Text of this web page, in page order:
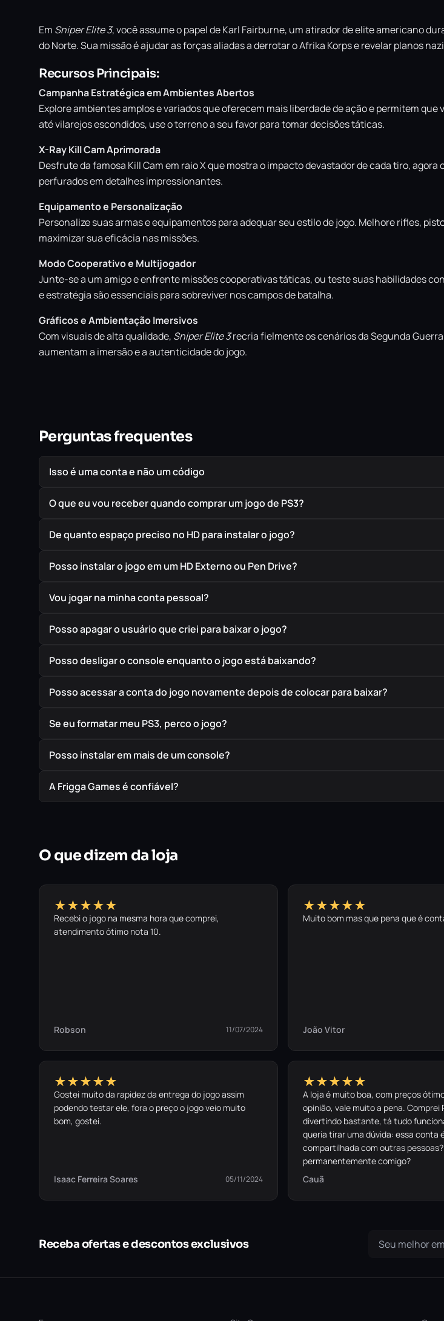
Em Sniper Elite 3, você assume o papel de Karl Fairburne, um atirador de elite americano
do Norte. Sua missão é ajudar as forças aliadas a derrotar o Afrika Korps e revelar planos
Recursos Principais:
Campanha Estratégica em Ambientes Abertos
Explore ambientes amplos e variados que oferecem mais liberdade de ação e permitem
até vilarejos escondidos, use o terreno a seu favor para tomar decisões táticas.
X-Ray Kill Cam Aprimorada
Desfrute da famosa Kill Cam em raio X que mostra o impacto devastador de cada tiro,
perfurados em detalhes impressionantes.
Equipamento e Personalização
Personalize suas armas e equipamentos para adequar seu estilo de jogo. Melhore rifles,
maximizar sua eficácia nas missões.
Modo Cooperativo e Multijogador
Junte-se a um amigo e enfrente missões cooperativas táticas, ou teste suas habilidades
e estratégia são essenciais para sobreviver nos campos de batalha.
Gráficos e Ambientação Imersivos
Com visuais de alta qualidade, Sniper Elite 3recria fielmente os cenários da Segunda
aumentam a imersão e a autenticidade do jogo.
Perguntas frequentes
Isso é uma conta e não um código
O que eu vou receber quando comprar um jogo de PS3?
De quanto espaço preciso no HD para instalar o jogo?
Posso instalar o jogo em um HD Externo ou Pen Drive?
Vou jogar na minha conta pessoal?
Posso apagar o usuário que criei para baixar o jogo?
Posso desligar o console enquanto o jogo está baixando?
Posso acessar a conta do jogo novamente depois de colocar para baixar?
Se eu formatar meu PS3, perco o jogo?
Posso instalar em mais de um console?
A Frigga Games é confiável?
O que dizem da loja
★★★★★
Recebi o jogo na mesma hora que comprei,
atendimento ótimo nota 10.
Robson 11/07/2024
★★★★★
Muito bom mas que pena que é
João Vitor
★★★★★
Gostei muito da rapidez da entrega do jogo assim
podendo testar ele, fora o preço o jogo veio muito
bom, gostei.
Isaac Ferreira Soares 05/11/2024
★★★★★
A loja é muito boa, com preços
opinião, vale muito a pena. Comprei
divertindo bastante, tá tudo
queria tirar uma dúvida: essa conta
compartilhada com outras
permanentemente comigo?
Cauã
Receba ofertas e descontos exclusivos